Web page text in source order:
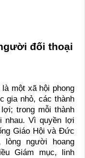
đối thoại
một xã hội phong
gia nhỏ, các thành
trong mỗi thành
nhau. Vì quyền lợi
Giáo Hội và Đức
lòng người hoang
Giám mục, linh